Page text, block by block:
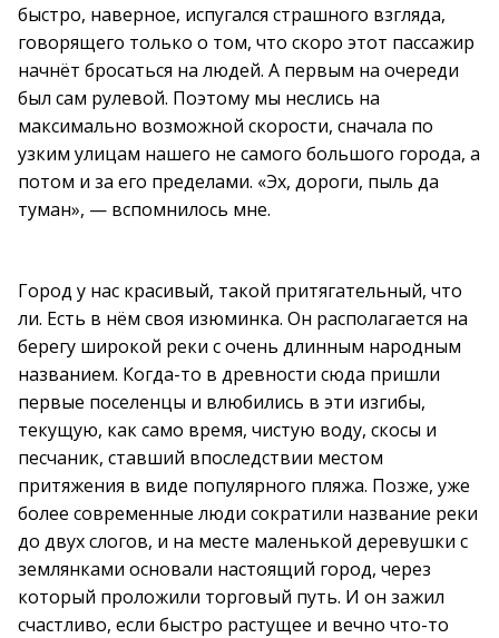
быстро, наверное, испугался страшного взгляда,
говорящего только о том, что скоро этот пассажир
начнёт бросаться на людей. А первым на очереди
был сам рулевой. Поэтому мы неслись на
максимально возможной скорости, сначала по
узким улицам нашего не самого большого города, а
потом и за его пределами. «Эх, дороги, пыль да
туман», — вспомнилось мне.
Город у нас красивый, такой притягательный, что
ли. Есть в нём своя изюминка. Он располагается на
берегу широкой реки с очень длинным народным
названием. Когда-то в древности сюда пришли
первые поселенцы и влюбились в эти изгибы,
текущую, как само время, чистую воду, скосы и
песчаник, ставший впоследствии местом
притяжения в виде популярного пляжа. Позже, уже
более современные люди сократили название реки
до двух слогов, и на месте маленькой деревушки с
землянками основали настоящий город, через
который проложили торговый путь. И он зажил
счастливо, если быстро растущее и вечно что-то